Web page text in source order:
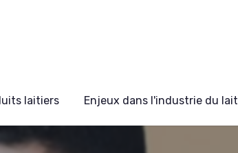
laitiers Enjeux dans l'industrie du lait